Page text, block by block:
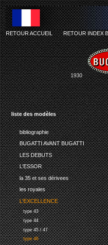
liste des modèles
bibliographie
BUGATTI AVANT BUGATTI
LES DEBUTS
L'ESSOR
la 35 et ses dérivees
les royales
L'EXCELLENCE
type 43
type 44
type 45 / 47
type 46
RETOUR ACCUEIL-RETOUR INDEX
1930